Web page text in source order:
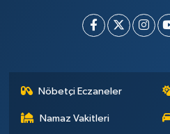
Nöbetçi Eczaneler
Namaz Vakitleri